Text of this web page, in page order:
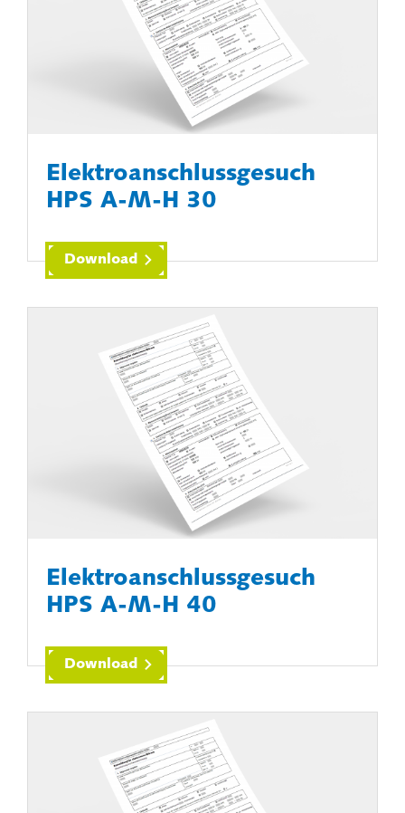
Elektroanschlussgesuch
HPS A-M-H 30
Download
Elektroanschlussgesuch
HPS A-M-H 40
Download